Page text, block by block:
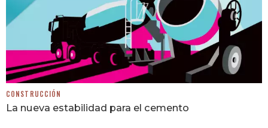
CONSTRUCCIÓN
La nueva estabilidad para el cemento